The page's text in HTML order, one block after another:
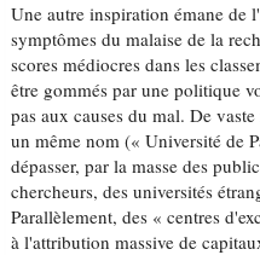
Une autre inspiration émane de
symptômes du malaise de la
scores médiocres dans les
être gommés par une politique
pas aux causes du mal. De
un même nom (« Université de
dépasser, par la masse des
chercheurs, des universités
Parallèlement, des « centres
à l'attribution massive de